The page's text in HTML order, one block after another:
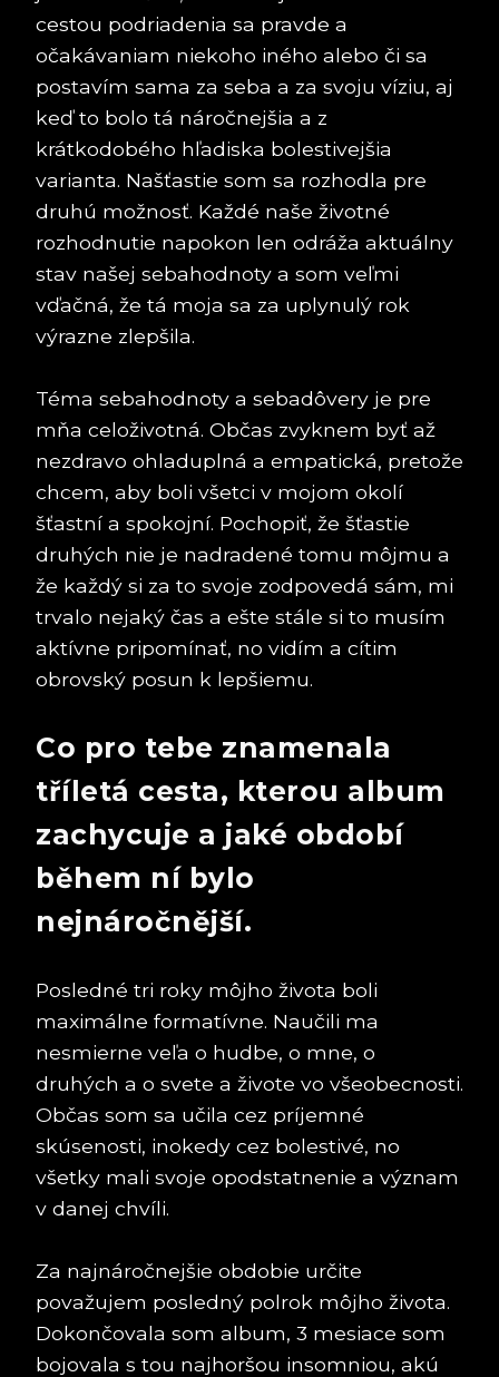
cestou podriadenia sa pravde a
očakávaniam niekoho iného alebo či sa
postavím sama za seba a za svoju víziu, aj
keď to bolo tá náročnejšia a z
krátkodobého hľadiska bolestivejšia
varianta. Našťastie som sa rozhodla pre
druhú možnosť. Každé naše životné
rozhodnutie napokon len odráža aktuálny
stav našej sebahodnoty a som veľmi
vďačná, že tá moja sa za uplynulý rok
výrazne zlepšila.
Téma sebahodnoty a sebadôvery je pre
mňa celoživotná. Občas zvyknem byť až
nezdravo ohladuplná a empatická, pretože
chcem, aby boli všetci v mojom okolí
šťastní a spokojní. Pochopiť, že šťastie
druhých nie je nadradené tomu môjmu a
že každý si za to svoje zodpovedá sám, mi
trvalo nejaký čas a ešte stále si to musím
aktívne pripomínať, no vidím a cítim
obrovský posun k lepšiemu.
Co pro tebe znamenala
tříletá cesta, kterou album
zachycuje a jaké období
během ní bylo
nejnáročnější.
Posledné tri roky môjho života boli
maximálne formatívne. Naučili ma
nesmierne veľa o hudbe, o mne, o
druhých a o svete a živote vo všeobecnosti.
Občas som sa učila cez príjemné
skúsenosti, inokedy cez bolestivé, no
všetky mali svoje opodstatnenie a význam
v danej chvíli.
Za najnáročnejšie obdobie určite
považujem posledný polrok môjho života.
Dokončovala som album, 3 mesiace som
bojovala s tou najhoršou insomniou, akú